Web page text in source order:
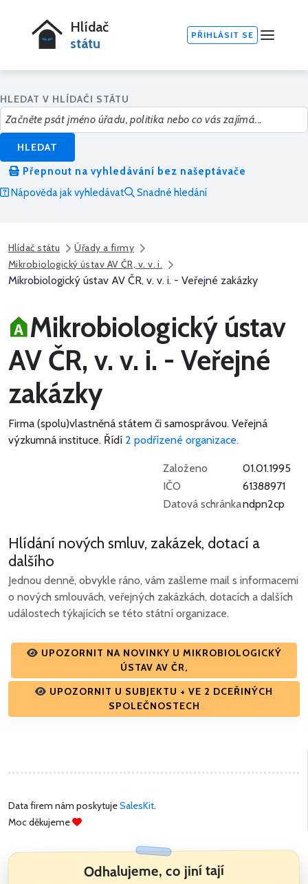
Hlídač
státu
PŘIHLÁSIT SE
HLEDAT V HLÍDAČI STÁTU
HLEDAT
Přepnout na vyhledávání bez našeptávače
Nápověda jak vyhledávat
Snadné hledání
Hlídač státu
Úřady a firmy
Mikrobiologický ústav AV ČR, v. v. i.
Mikrobiologický ústav AV ČR, v. v. i. - Veřejné zakázky
Mikrobiologický ústav
AV ČR, v. v. i. - Veřejné
zakázky
Firma (spolu)vlastněná státem či samosprávou. Veřejná
výzkumná instituce. Řídí 2 podřízené organizace.
Založeno
01.01.1995
IČO
61388971
Datová schránkandpn2cp
Hlídání nových smluv, zakázek, dotací a
dalšího
Jednou denně, obvykle ráno, vám zašleme mail s informacemi
o nových smlouvách, veřejných zakázkách, dotacích a dalších
událostech týkajících se této státní organizace.
UPOZORNIT NA NOVINKY U MIKROBIOLOGICKÝ
ÚSTAV AV ČR,
UPOZORNIT U SUBJEKTU + VE 2 DCEŘINÝCH
SPOLEČNOSTECH
Data firem nám poskytujeSalesKit.
Moc děkujeme
Odhalujeme, co jiní tají